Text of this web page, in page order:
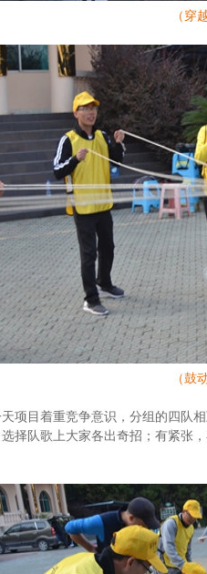
（穿
（鼓
项目着重竞争意识，分组的四队
择队歌上大家各出奇招；有紧张